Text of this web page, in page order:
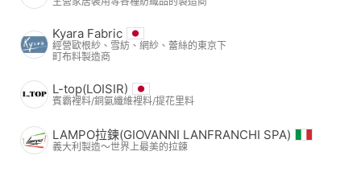
Kyara Fabric
經營歐根紗、雪紡、網紗、蕾絲的東京下
町布料製造商
L-top(LOISIR)
賓霸裡料/銅氨纖維裡料/提花里料
LAMPO拉鍊(GIOVANNI LANFRANCHI SPA)
義大利製造～世界上最美的拉鍊